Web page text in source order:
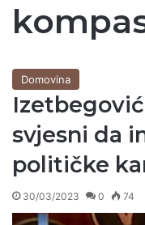
Domovina
svjesni da
političke
30/03/2023 0 74